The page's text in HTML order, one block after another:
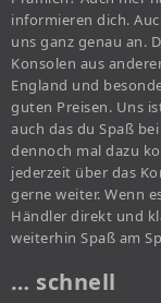
informieren dich.
uns ganz genau an.
Konsolen aus
England und
guten Preisen. Uns
auch das du Spaß
dennoch mal dazu
jederzeit über das
gerne weiter. Wenn
Händler direkt und
weiterhin Spaß am
… schnell